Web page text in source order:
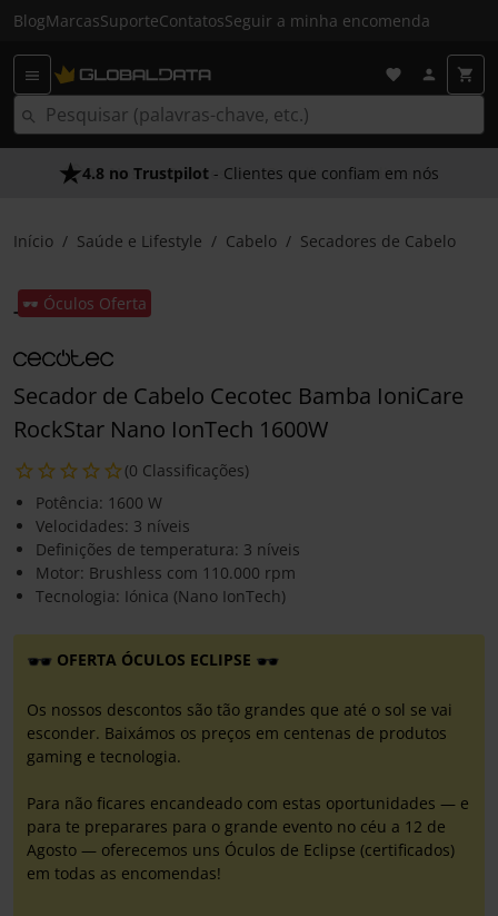
BlogMarcasSuporteContatosSeguir a minha encomenda
4.8 no Trustpilot - Clientes que confiam em nós
Início Saúde e Lifestyle Cabelo Secadores de Cabelo
🕶️ Óculos Oferta
Secador de Cabelo Cecotec Bamba IoniCare
RockStar Nano IonTech 1600W
(0 Classificações)
Potência: 1600 W
Velocidades: 3 níveis
Definições de temperatura: 3 níveis
Motor: Brushless com 110.000 rpm
Tecnologia: Iónica (Nano IonTech)
OFERTA ÓCULOS ECLIPSE
Os nossos descontos são tão grandes que até o sol se vai
esconder. Baixámos os preços em centenas de produtos
gaming e tecnologia.
Para não ficares encandeado com estas oportunidades — e
para te preparares para o grande evento no céu a 12 de
Agosto — oferecemos uns Óculos de Eclipse (certificados)
em todas as encomendas!